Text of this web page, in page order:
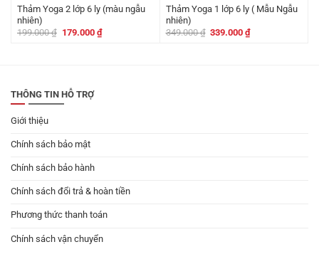
Thảm Yoga 2 lớp 6 ly (màu ngẫu
nhiên)
199.000₫ Giá
179.000 ₫Giá
hiện
Thảm Yoga 1 lớp 6 ly ( Mẫu Ngẫu
nhiên)
349.000₫ Giá
339.000₫Giá
THÔNG TIN HỖ TRỢ
Giới thiệu
Chính sách bảo mật
Chính sách bảo hành
Chính sách đổi trả & hoàn tiền
Phương thức thanh toán
Chính sách vận chuyển